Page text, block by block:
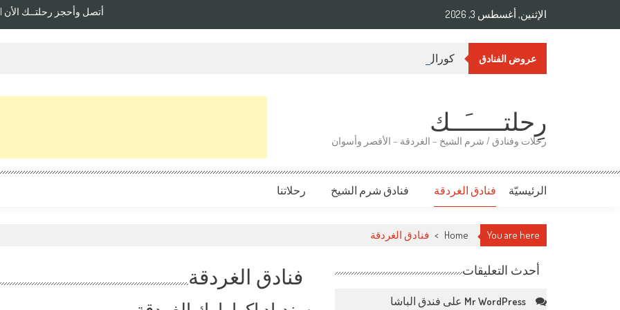
الإثنين, أغسطس 3, 2026 أتصل وأحجز رحلتــك الأن | 002/01221329357 – 002/01005325140 – 002/
عروض الفنادق كورال بيتش تيران شرم 4 أيام 3 ليالي
رِحلتـــــَــك
رحلات وفنادق / شرم الشيخ – الغردقة – الأقصر وأسوان
الرئيسيّة فنادق الغردقة فنادق شرم الشيخ رحلاتنا
You are here
Home
> فنادق الغردقة
فنادق الغردقة أحدث التعليقات
Mr WordPress على فندق الباشا